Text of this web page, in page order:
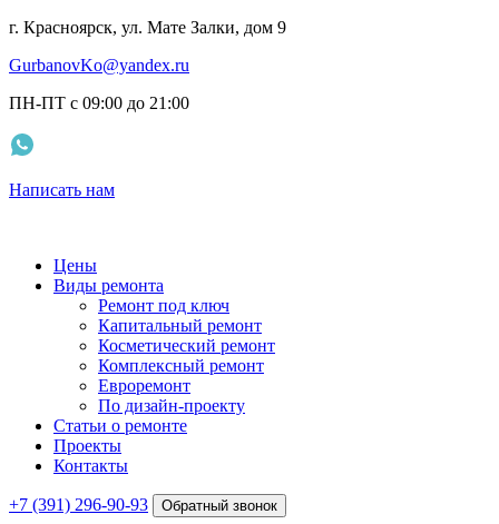
г. Красноярск, ул. Мате Залки, дом 9
GurbanovKo@yandex.ru
ПН-ПТ с 09:00 до 21:00
Написать нам
Цены
Виды ремонта
Ремонт под ключ
Капитальный ремонт
Косметический ремонт
Комплексный ремонт
Евроремонт
По дизайн-проекту
Статьи о ремонте
Проекты
Контакты
+7 (391) 296-90-93 Обратный звонок